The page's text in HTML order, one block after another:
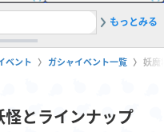
2最新の
もっとみる
ベント ガシャイベント一覧 妖魔
とラインナップ